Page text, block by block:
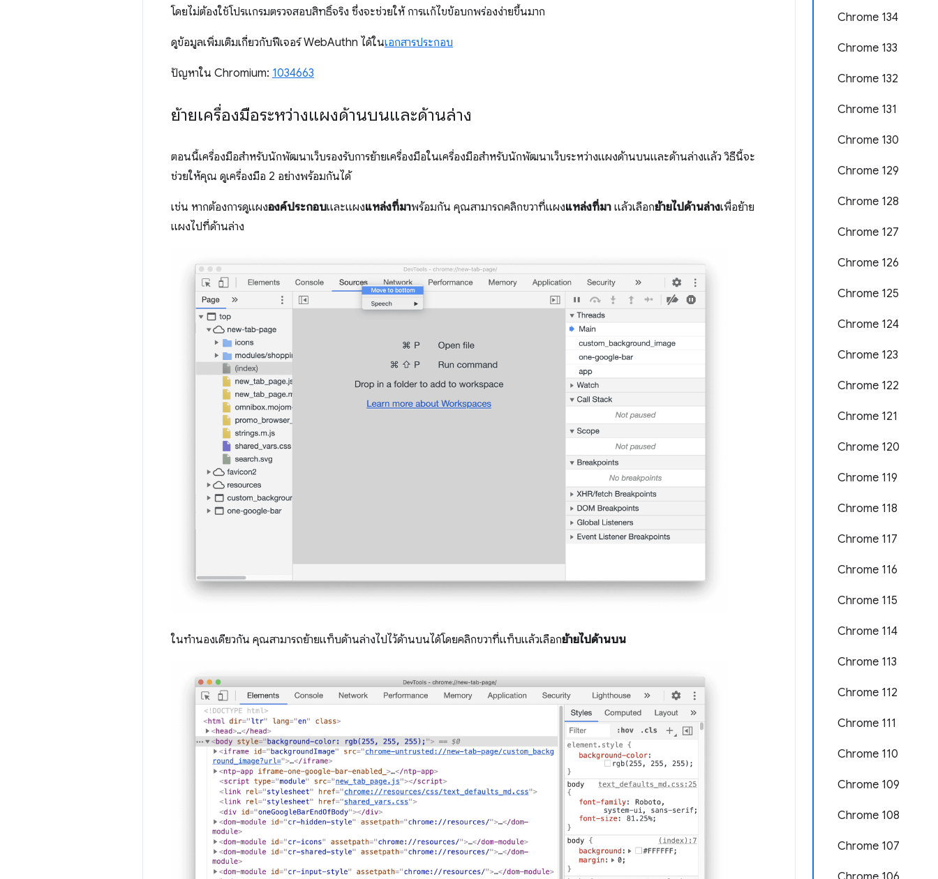
Chrome 134
Chrome 133
Chrome 132
Chrome 131
Chrome 130
Chrome 129
Chrome 128
Chrome 127
Chrome 126
Chrome 125
Chrome 124
Chrome 123
Chrome 122
Chrome 121
Chrome 120
Chrome 119
Chrome 118
Chrome 117
Chrome 116
Chrome 115
Chrome 114
Chrome 113
Chrome 112
Chrome 111
Chrome 110
Chrome 109
Chrome 108
Chrome 107
โดยไม่ต้องใช้โปรแกรมตรวจสอบสิทธิ์จริง ซึ่งจะช่วยให้ การแก้ไขข้อบกพร่องง่ายขึ้นมาก
ดูข้อมูลเพิ่มเติมเกี่ยวกับฟีเจอร์ WebAuthn ได้ในเอกสารประกอบ
ปัญหาใน Chromium: 1034663
ย้ายเครื่องมือระหว่างแผงด้านบนและด้านล่าง
ตอนนี้เครื่องมือสำหรับนักพัฒนาเว็บรองรับการย้ายเครื่องมือในเครื่องมือสำหรับนักพัฒนาเว็บระหว่างแผงด้านบนและด้านล่างแล้ว วิธีนี้จะ
ช่วยให้คุณ ดูเครื่องมือ 2 อย่างพร้อมกันได้
เช่น หากต้องการดูแผงองค์ประกอบและแผงแหล่งที่มาพร้อมกัน คุณสามารถคลิกขวาที่แผงแหล่งที่มา แล้วเลือกย้ายไปด้านล่างเพื่อย้าย
แผงไปที่ด้านล่าง
ในทำนองเดียวกัน คุณสามารถย้ายแท็บด้านล่างไปไว้ด้านบนได้โดยคลิกขวาที่แท็บแล้วเลือกย้ายไปด้านบน